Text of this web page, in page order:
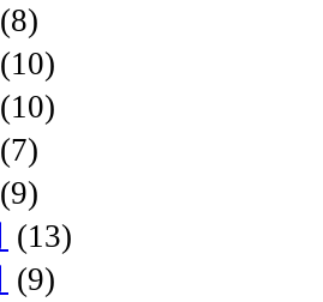
(8)
(10)
(10)
(7)
(9)
(13)
(9)